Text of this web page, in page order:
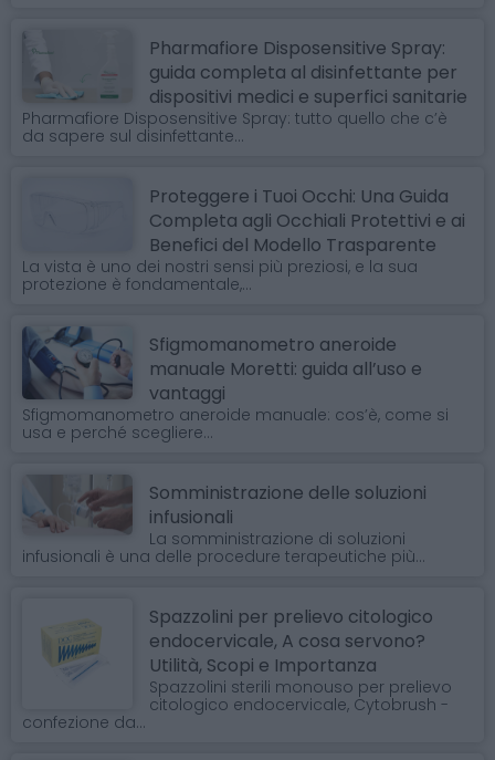
Pharmafiore Disposensitive Spray:
guida completa al disinfettante per
dispositivi medici e superfici sanitarie
Pharmafiore Disposensitive Spray: tutto quello che c’è
da sapere sul disinfettante...
Proteggere i Tuoi Occhi: Una Guida
Completa agli Occhiali Protettivi e ai
Benefici del Modello Trasparente
La vista è uno dei nostri sensi più preziosi, e la sua
protezione è fondamentale,...
Sfigmomanometro aneroide
manuale Moretti: guida all’uso e
vantaggi
Sfigmomanometro aneroide manuale: cos’è, come si
usa e perché scegliere...
Somministrazione delle soluzioni
infusionali
La somministrazione di soluzioni
infusionali è una delle procedure terapeutiche più...
Spazzolini per prelievo citologico
endocervicale, A cosa servono?
Utilità, Scopi e Importanza
Spazzolini sterili monouso per prelievo
citologico endocervicale, Cytobrush -
confezione da...